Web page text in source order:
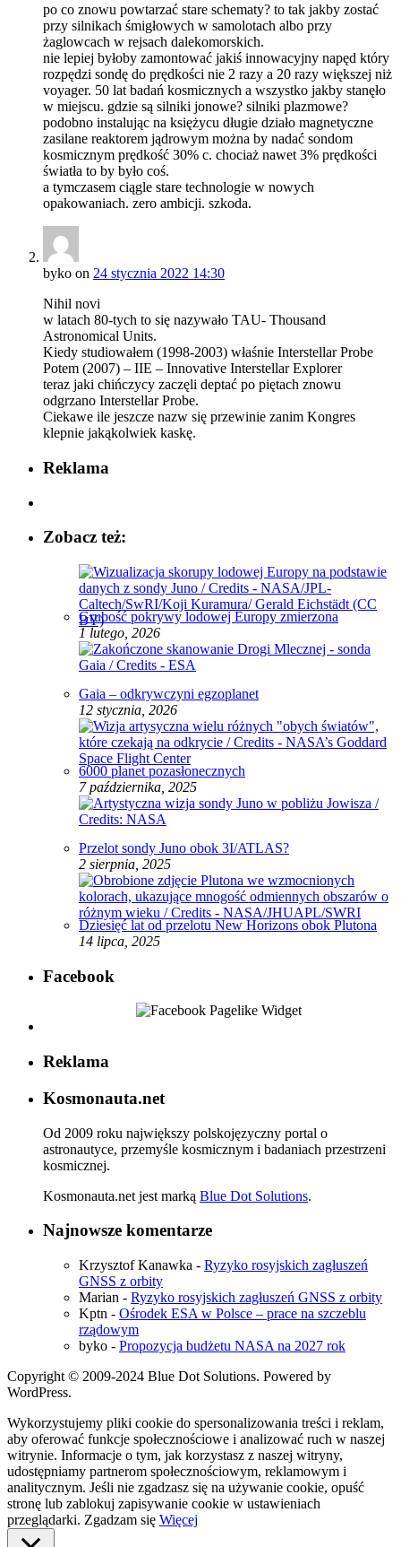
po co znowu powtarzać stare schematy? to tak jakby zostać
przy silnikach śmigłowych w samolotach albo przy
żaglowcach w rejsach dalekomorskich.
nie lepiej byłoby zamontować jakiś innowacyjny napęd który
rozpędzi sondę do prędkości nie 2 razy a 20 razy większej niż
voyager. 50 lat badań kosmicznych a wszystko jakby stanęło
w miejscu. gdzie są silniki jonowe? silniki plazmowe?
podobno instalując na księżycu długie działo magnetyczne
zasilane reaktorem jądrowym można by nadać sondom
kosmicznym prędkość 30% c. chociaż nawet 3% prędkości
światła to by było coś.
a tymczasem ciągle stare technologie w nowych
opakowaniach. zero ambicji. szkoda.
byko on 24 stycznia 2022 14:30
Nihil novi
w latach 80-tych to się nazywało TAU- Thousand
Astronomical Units.
Kiedy studiowałem (1998-2003) właśnie Interstellar Probe
Potem (2007) – IIE – Innovative Interstellar Explorer
teraz jaki chińczycy zaczęli deptać po piętach znowu
odgrzano Interstellar Probe.
Ciekawe ile jeszcze nazw się przewinie zanim Kongres
klepnie jakąkolwiek kaskę.
Reklama
Zobacz też:
Grubość pokrywy lodowej Europy zmierzona
1 lutego, 2026
Gaia – odkrywczyni egzoplanet
12 stycznia, 2026
6000 planet pozasłonecznych
7 października, 2025
Przelot sondy Juno obok 3I/ATLAS?
2 sierpnia, 2025
Dziesięć lat od przelotu New Horizons obok Plutona
14 lipca, 2025
Facebook
Reklama
Kosmonauta.net
Od 2009 roku największy polskojęzyczny portal o
astronautyce, przemyśle kosmicznym i badaniach przestrzeni
kosmicznej.
Kosmonauta.net jest marką Blue Dot Solutions.
Najnowsze komentarze
Krzysztof Kanawka - Ryzyko rosyjskich zagłuszeń
GNSS z orbity
Marian - Ryzyko rosyjskich zagłuszeń GNSS z orbity
Kptn - Ośrodek ESA w Polsce – prace na szczeblu
rządowym
byko - Propozycja budżetu NASA na 2027 rok
Copyright © 2009-2024 Blue Dot Solutions. Powered by
WordPress.
Wykorzystujemy pliki cookie do spersonalizowania treści i reklam,
aby oferować funkcje społecznościowe i analizować ruch w naszej
witrynie. Informacje o tym, jak korzystasz z naszej witryny,
udostępniamy partnerom społecznościowym, reklamowym i
analitycznym. Jeśli nie zgadzasz się na używanie cookie, opuść
stronę lub zablokuj zapisywanie cookie w ustawieniach
przeglądarki. Zgadzam się Więcej